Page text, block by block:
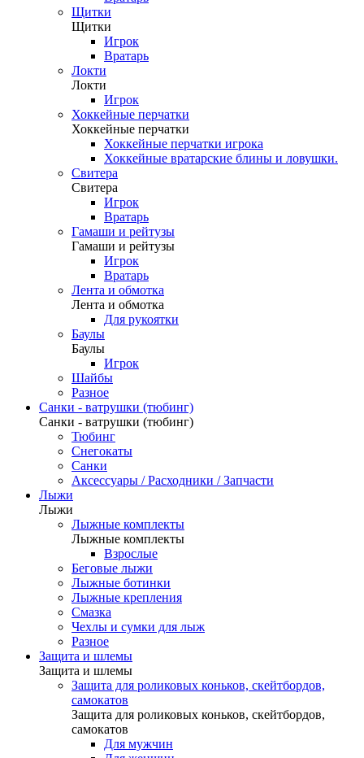
Щитки
Щитки
Игрок
Вратарь
Локти
Локти
Игрок
Хоккейные перчатки
Хоккейные перчатки
Хоккейные перчатки игрока
Хоккейные вратарские блины и ловушки.
Свитера
Свитера
Игрок
Вратарь
Гамаши и рейтузы
Гамаши и рейтузы
Игрок
Вратарь
Лента и обмотка
Лента и обмотка
Для рукоятки
Баулы
Баулы
Игрок
Шайбы
Разное
Санки - ватрушки (тюбинг)
Санки - ватрушки (тюбинг)
Тюбинг
Снегокаты
Санки
Аксессуары / Расходники / Запчасти
Лыжи
Лыжи
Лыжные комплекты
Лыжные комплекты
Взрослые
Беговые лыжи
Лыжные ботинки
Лыжные крепления
Смазка
Чехлы и сумки для лыж
Разное
Защита и шлемы
Защита и шлемы
Защита для роликовых коньков, скейтбордов,
самокатов
Защита для роликовых коньков, скейтбордов,
самокатов
Для мужчин